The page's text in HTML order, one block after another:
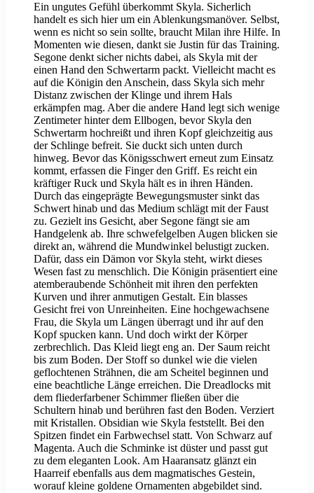
Ein ungutes Gefühl überkommt Skyla. Sicherlich
handelt es sich hier um ein Ablenkungsmanöver. Selbst,
wenn es nicht so sein sollte, braucht Milan ihre Hilfe. In
Momenten wie diesen, dankt sie Justin für das Training.
Segone denkt sicher nichts dabei, als Skyla mit der
einen Hand den Schwertarm packt. Vielleicht macht es
auf die Königin den Anschein, dass Skyla sich mehr
Distanz zwischen der Klinge und ihrem Hals
erkämpfen mag. Aber die andere Hand legt sich wenige
Zentimeter hinter dem Ellbogen, bevor Skyla den
Schwertarm hochreißt und ihren Kopf gleichzeitig aus
der Schlinge befreit. Sie duckt sich unten durch
hinweg. Bevor das Königsschwert erneut zum Einsatz
kommt, erfassen die Finger den Griff. Es reicht ein
kräftiger Ruck und Skyla hält es in ihren Händen.
Durch das eingeprägte Bewegungsmuster sinkt das
Schwert hinab und das Medium schlägt mit der Faust
zu. Gezielt ins Gesicht, aber Segone fängt sie am
Handgelenk ab. Ihre schwefelgelben Augen blicken sie
direkt an, während die Mundwinkel belustigt zucken.
Dafür, dass ein Dämon vor Skyla steht, wirkt dieses
Wesen fast zu menschlich. Die Königin präsentiert eine
atemberaubende Schönheit mit ihren den perfekten
Kurven und ihrer anmutigen Gestalt. Ein blasses
Gesicht frei von Unreinheiten. Eine hochgewachsene
Frau, die Skyla um Längen überragt und ihr auf den
Kopf spucken kann. Und doch wirkt der Körper
zerbrechlich. Das Kleid liegt eng an. Der Saum reicht
bis zum Boden. Der Stoff so dunkel wie die vielen
geflochtenen Strähnen, die am Scheitel beginnen und
eine beachtliche Länge erreichen. Die Dreadlocks mit
dem fliederfarbener Schimmer fließen über die
Schultern hinab und berühren fast den Boden. Verziert
mit Kristallen. Obsidian wie Skyla feststellt. Bei den
Spitzen findet ein Farbwechsel statt. Von Schwarz auf
Magenta. Auch die Schminke ist düster und passt gut
zu dem eleganten Look. Am Haaransatz glänzt ein
Haarreif ebenfalls aus dem magmatisches Gestein,
worauf kleine goldene Ornamenten abgebildet sind.